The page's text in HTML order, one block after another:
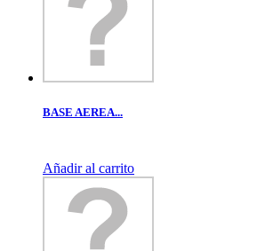
BASE AEREA...
Añadir al carrito